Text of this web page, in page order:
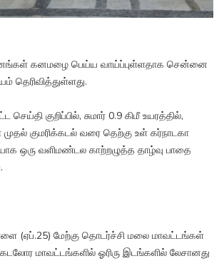
கனமழை பெய்ய வாய்ப்புள்ளதாக சென்னை
தெரிவித்துள்ளது.
செய்தி குறிப்பில், சுமார் 0.9 கிமீ உயரத்தில்,
குமரிக்கடல் வரை தெற்கு உள் கர்நாடகா
ஒரு வளிமண்டல காற்றழுத்த தாழ்வு பாதை
(ஏப்.25) மேற்கு தொடர்ச்சி மலை மாவட்டங்கள்
மாவட்டங்களில் ஓரிரு இடங்களில் லேசானது